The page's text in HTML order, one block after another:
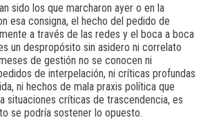
sido los que marcharon ayer o en la
esa consigna, el hecho del pedido de
a través de las redes y el boca a boca
un despropósito sin asidero ni correlato
de gestión no se conocen ni
de interpelación, ni críticas profundas
ni hechos de mala praxis política que
situaciones críticas de trascendencia, es
se podría sostener lo opuesto.